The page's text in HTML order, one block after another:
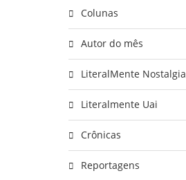
Colunas
Autor do mês
LiteralMente Nostalgia
Literalmente Uai
Crônicas
Reportagens